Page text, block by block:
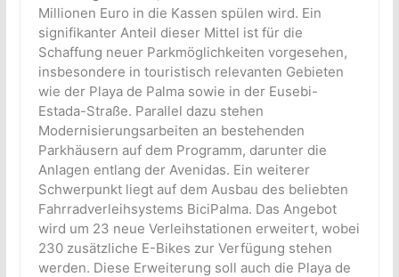
Millionen Euro in die Kassen spülen wird. Ein
signifikanter Anteil dieser Mittel ist für die
Schaffung neuer Parkmöglichkeiten vorgesehen,
insbesondere in touristisch relevanten Gebieten
wie der Playa de Palma sowie in der Eusebi-
Estada-Straße. Parallel dazu stehen
Modernisierungsarbeiten an bestehenden
Parkhäusern auf dem Programm, darunter die
Anlagen entlang der Avenidas. Ein weiterer
Schwerpunkt liegt auf dem Ausbau des beliebten
Fahrradverleihsystems BiciPalma. Das Angebot
wird um 23 neue Verleihstationen erweitert, wobei
230 zusätzliche E-Bikes zur Verfügung stehen
werden. Diese Erweiterung soll auch die Playa de